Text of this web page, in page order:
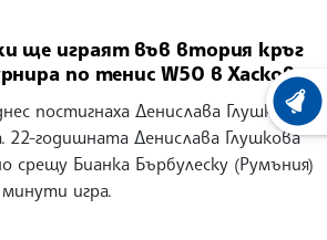
ще играят във втория кръг
по тенис W50 в Хасково
постигнаха Денислава Глушкова
22-годишната Денислава Глушкова
срещу Бианка Бърбулеску (Румъния)
минути игра.